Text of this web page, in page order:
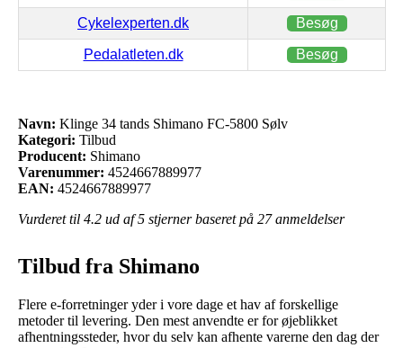
Cykelexperten.dk Besøg
Pedalatleten.dk Besøg
Navn: Klinge 34 tands Shimano FC-5800 Sølv
Kategori: Tilbud
Producent: Shimano
Varenummer: 4524667889977
EAN: 4524667889977
Vurderet til 4.2 ud af 5 stjerner baseret på 27anmeldelser
Tilbud fra Shimano
Flere e-forretninger yder i vore dage et hav af forskellige
metoder til levering. Den mest anvendte er for øjeblikket
afhentningssteder, hvor du selv kan afhente varerne den dag der